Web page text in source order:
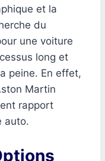
et la
du
une voiture
long et
peine. En effet,
Martin
rapport
auto.